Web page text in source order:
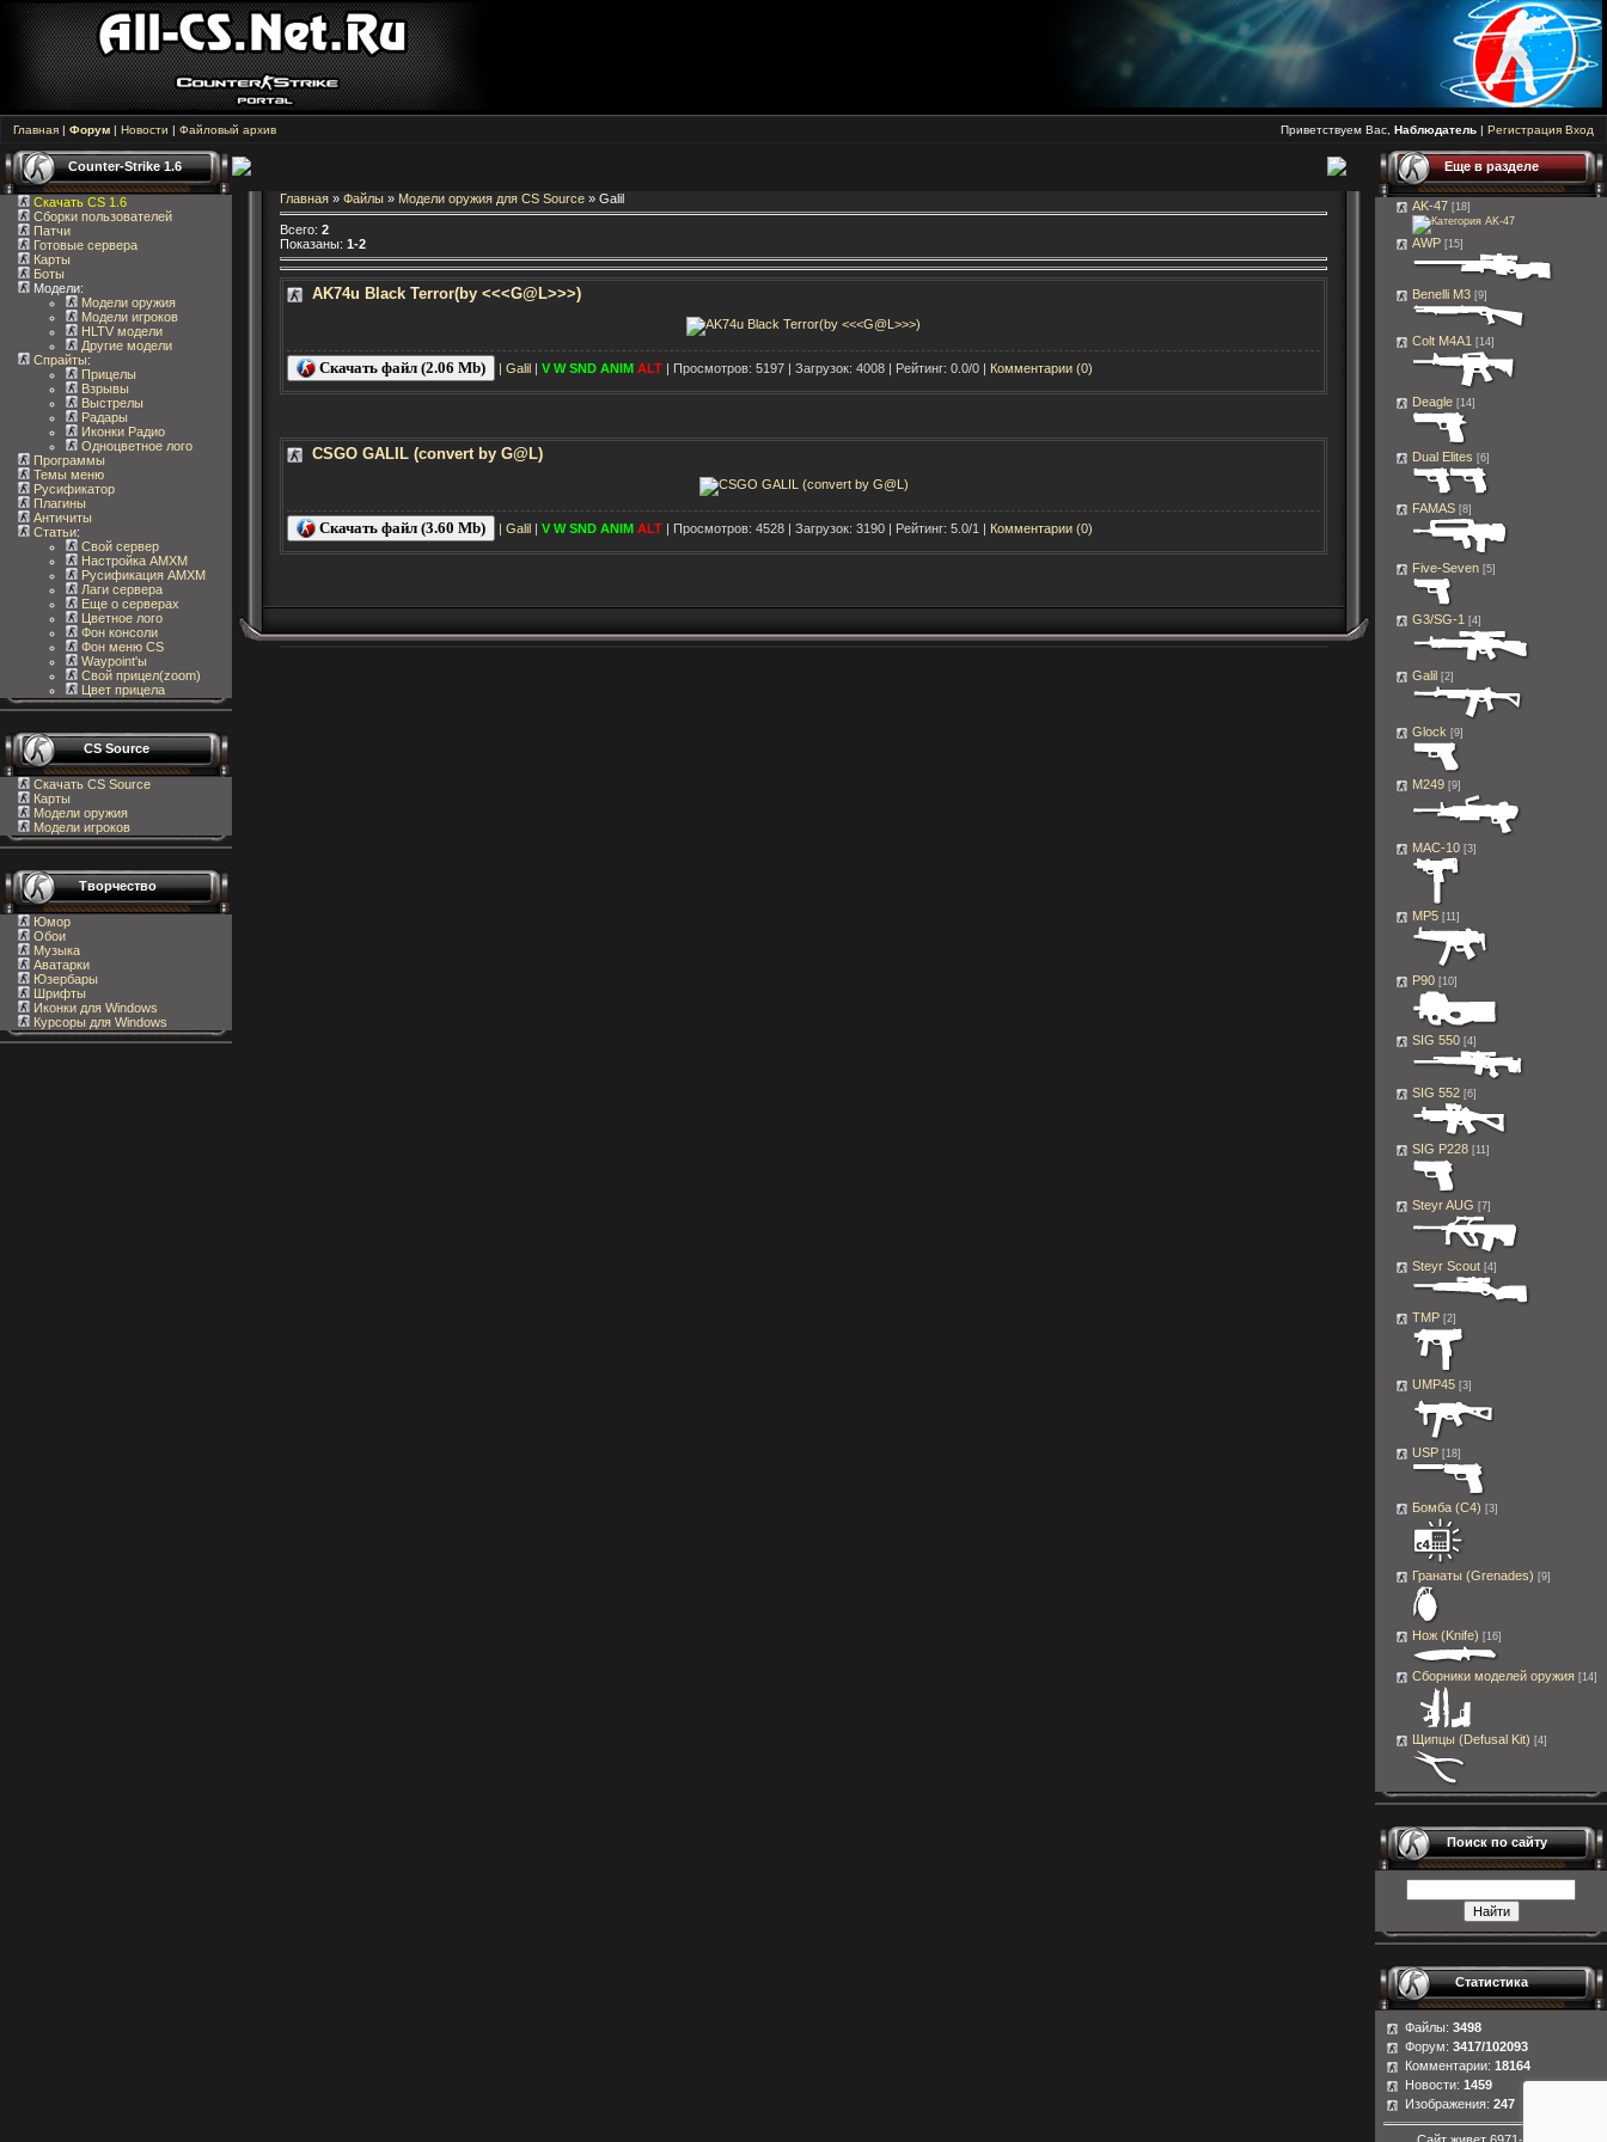
Главная | Форум | Новости | Файловый архив Приветствуем Вас, Наблюдатель | Регистрация Вход
Counter-Strike 1.6
Скачать CS 1.6
Сборки пользователей
Патчи
Готовые сервера
Карты
Боты
Модели:
Модели оружия
Модели игроков
HLTV модели
Другие модели
Спрайты:
Прицелы
Взрывы
Выстрелы
Радары
Иконки Радио
Одноцветное лого
Программы
Темы меню
Русификатор
Плагины
Античиты
Статьи:
Свой сервер
Настройка AMXM
Русификация AMXM
Лаги сервера
Еще о серверах
Цветное лого
Фон консоли
Фон меню CS
Waypoint'ы
Свой прицел(zoom)
Цвет прицела
CS Source
Скачать CS Source
Карты
Модели оружия
Модели игроков
Творчество
Юмор
Обои
Музыка
Аватарки
Юзербары
Шрифты
Иконки для Windows
Курсоры для Windows
Главная » Файлы » Модели оружия для CS Source » Galil
Всего: 2
Показаны: 1-2
AK74u Black Terror(by <<<G@L>>>)
Скачать файл (2.06 Mb) | Galil | V W SND ANIM ALT | Просмотров: 5197 | Загрузок: 4008 | Рейтинг: 0.0/0 | Комментарии (0)
CSGO GALIL (convert by G@L)
Скачать файл (3.60 Mb) | Galil | V W SND ANIM ALT | Просмотров: 4528 | Загрузок: 3190 | Рейтинг: 5.0/1 | Комментарии (0)
Еще в разделе
AK-47 [18]
AWP [15]
Benelli M3 [9]
Colt M4A1 [14]
Deagle [14]
Dual Elites [6]
FAMAS [8]
Five-Seven [5]
G3/SG-1 [4]
Galil [2]
Glock [9]
M249 [9]
MAC-10 [3]
MP5 [11]
P90 [10]
SIG 550 [4]
SIG 552 [6]
SIG P228 [11]
Steyr AUG [7]
Steyr Scout [4]
TMP [2]
UMP45 [3]
USP [18]
Бомба (C4) [3]
Гранаты (Grenades) [9]
Нож (Knife) [16]
Сборники моделей оружия [14]
Щипцы (Defusal Kit) [4]
Поиск по сайту
Статистика
Файлы: 3498
Форум: 3417/102093
Комментарии: 18164
Новости: 1459
Изображения: 247